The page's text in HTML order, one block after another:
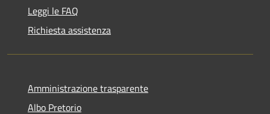
Leggi le FAQ
Richiesta assistenza
Amministrazione trasparente
Albo Pretorio